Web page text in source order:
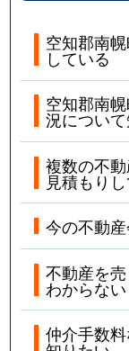
空知郡南
している
空知郡南
況につい
複数の不
見積もり
今の不動
不動産を
わからない
仲介手数